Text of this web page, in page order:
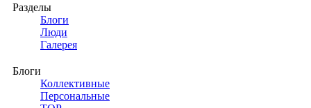
Разделы
Блоги
Люди
Галерея
Блоги
Коллективные
Персональные